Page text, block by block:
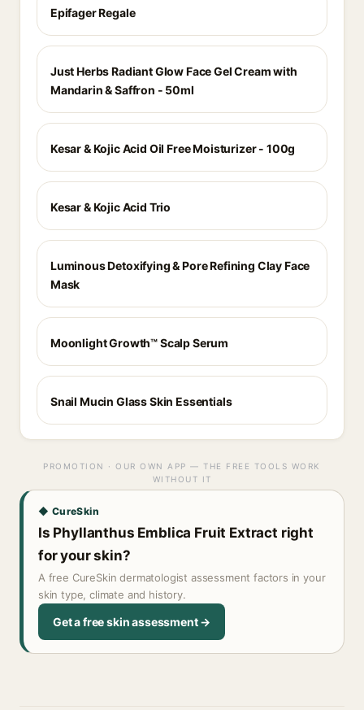
Epifager Regale
Just Herbs Radiant Glow Face Gel Cream with
Mandarin & Saffron - 50ml
Kesar & Kojic Acid Oil Free Moisturizer - 100g
Kesar & Kojic Acid Trio
Luminous Detoxifying & Pore Refining Clay Face
Mask
Moonlight Growth™ Scalp Serum
Snail Mucin Glass Skin Essentials
PROMOTION · OUR OWN APP — THE FREE TOOLS WORK
WITHOUT IT
◆ CureSkin
Is Phyllanthus Emblica Fruit Extract right
for your skin?
A free CureSkin dermatologist assessment factors in your
skin type, climate and history.
Get a free skin assessment →